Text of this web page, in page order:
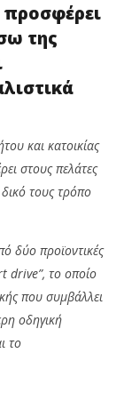
της
και κατοικίας
στους πελάτες
τους τρόπο
δύο προϊοντικές
drive”, το οποίο
που συμβάλλει
οδηγική
το